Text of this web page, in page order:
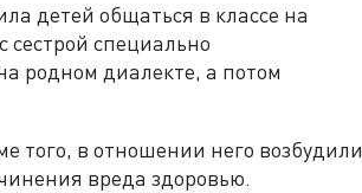
детей общаться в классе на
сестрой специально
родном диалекте, а потом
того, в отношении него возбудили
вреда здоровью.